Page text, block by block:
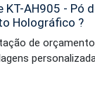
KT-AH905 - Pó
Holográfico ?
de